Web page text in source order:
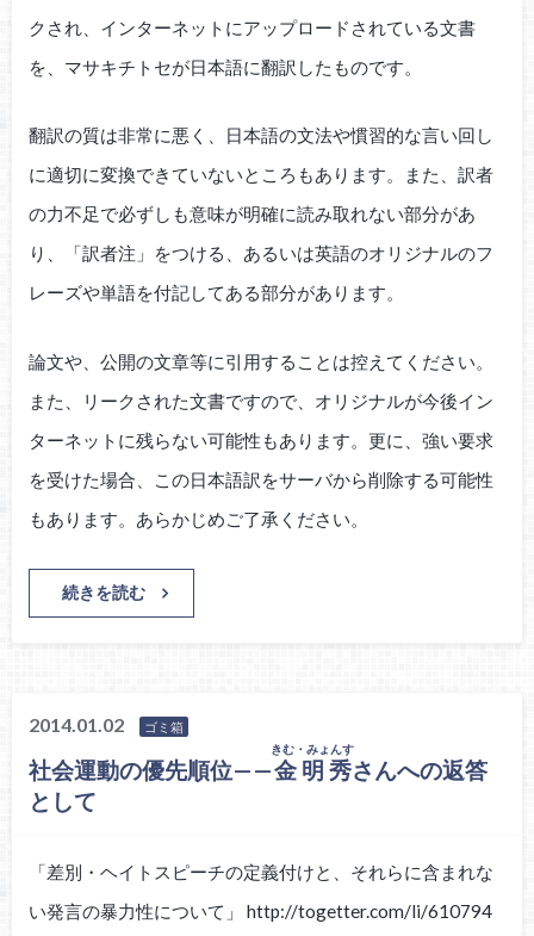
クされ、インターネットにアップロードされている文書
を、マサキチトセが日本語に翻訳したものです。
翻訳の質は非常に悪く、日本語の文法や慣習的な言い回し
に適切に変換できていないところもあります。また、訳者
の力不足で必ずしも意味が明確に読み取れない部分があ
り、「訳者注」をつける、あるいは英語のオリジナルのフ
レーズや単語を付記してある部分があります。
論文や、公開の文章等に引用することは控えてください。
また、リークされた文書ですので、オリジナルが今後イン
ターネットに残らない可能性もあります。更に、強い要求
を受けた場合、この日本語訳をサーバから削除する可能性
もあります。あらかじめご了承ください。
続きを読む
2014.01.02 ゴミ箱
社会運動の優先順位——金明秀
きむ・みょんす
さんへの返答
として
「差別・ヘイトスピーチの定義付けと、それらに含まれな
い発言の暴力性について」 http://togetter.com/li/610794